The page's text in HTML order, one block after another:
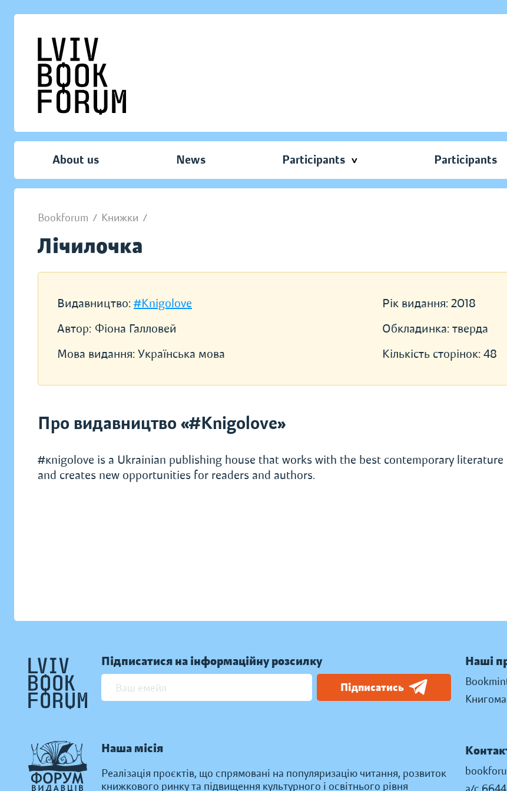
About us News Participants Participants
Bookforum / Книжки /
Лічилочка
Видавництво: #Knigolove
Автор: Фіона Галловей
Мова видання: Українська мова
Рік видання: 2018
Обкладинка: тверда
Кількість сторінок: 48
Про видавництво «#Knigolove»
#кnigolove is a Ukrainian publishing house that works with the best contemporary literature
and creates new opportunities for readers and authors.
Підписатися на інформаційну розсилку
Підписатись
Наша місія
Реалізація проєктів, що спрямовані на популяризацію читання, розвиток
книжкового ринку та підвищення культурного і освітнього рівня
Наші